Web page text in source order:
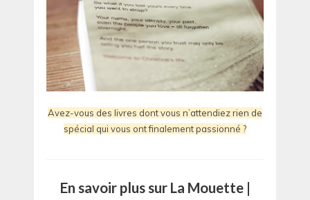
Avez-vous des livres dont vous n’attendiez rien de
spécial qui vous ont finalement passionné ?
En savoir plus sur La Mouette |